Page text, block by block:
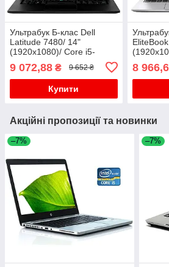
Ультрабук Б-клас Dell
Latitude 7480/ 14"
(1920x1080)/ Core i5-
7200U/ 8 GB RAM/ 256 GB
SSD/ HD 620
9 072,88 ₴ 9 652 ₴
Купити
8650U/
SSD/
8
Акційні пропозиції та новинки
–7% –7%